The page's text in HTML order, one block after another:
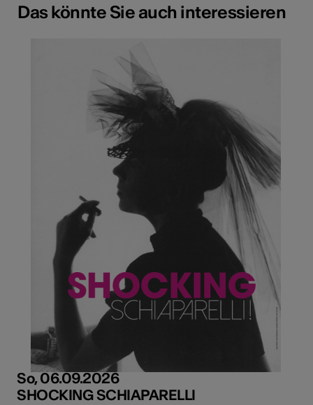
Das könnte Sie auch interessieren
So, 06.09.2026
SHOCKING SCHIAPARELLI